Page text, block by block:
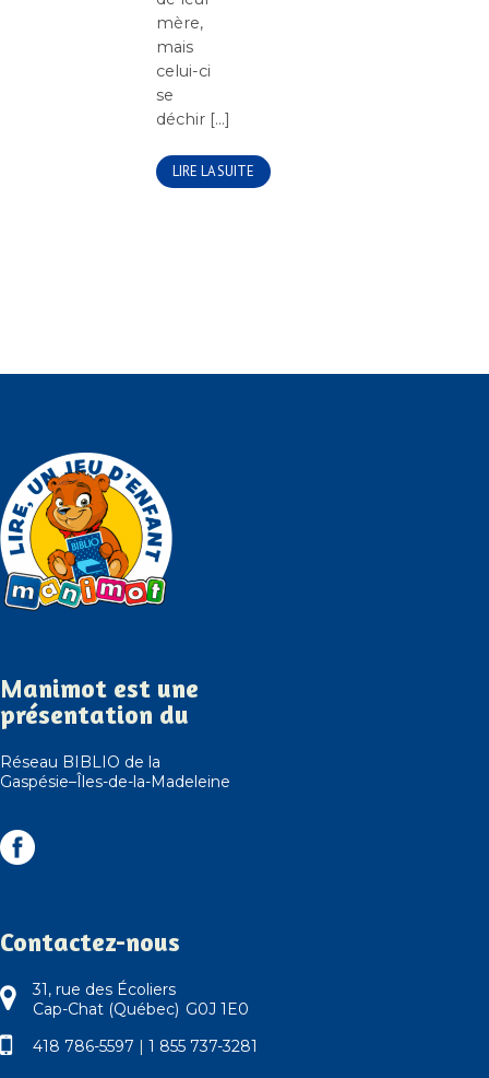
mère,
mais
celui-ci
se
déchir [...]
LIRE LA SUITE
Manimot est une
présentation du
Réseau BIBLIO de la
Gaspésie–Îles-de-la-Madeleine
Contactez-nous
31, rue des Écoliers
Cap-Chat (Québec) G0J 1E0
418 786-5597
1 855 737-3281